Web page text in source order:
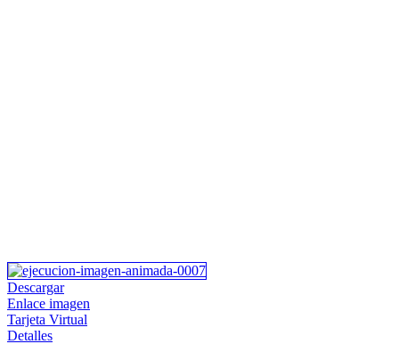
Descargar
Enlace imagen
Tarjeta Virtual
Detalles